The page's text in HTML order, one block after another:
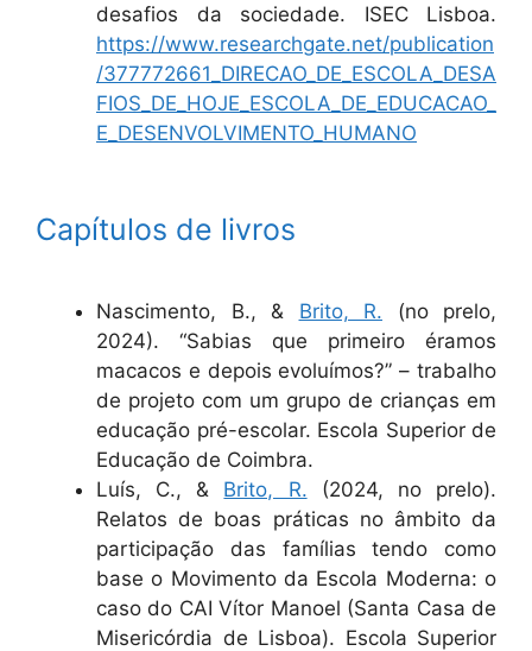
desafios da sociedade. ISEC Lisboa.
https://www.researchgate.net/publication
/377772661_DIRECAO_DE_ESCOLA_DESA
FIOS_DE_HOJE_ESCOLA_DE_EDUCACAO_
E_DESENVOLVIMENTO_HUMANO
Capítulos de livros
Nascimento, B., & Brito, R. (no prelo,
2024). “Sabias que primeiro éramos
macacos e depois evoluímos?” – trabalho
de projeto com um grupo de crianças em
educação pré-escolar. Escola Superior de
Educação de Coimbra.
Luís, C., & Brito, R. (2024, no prelo).
Relatos de boas práticas no âmbito da
participação das famílias tendo como
base o Movimento da Escola Moderna: o
caso do CAI Vítor Manoel (Santa Casa de
Misericórdia de Lisboa). Escola Superior